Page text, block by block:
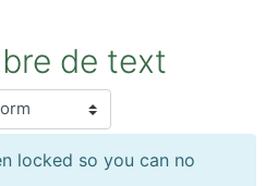
de text
locked so you can no